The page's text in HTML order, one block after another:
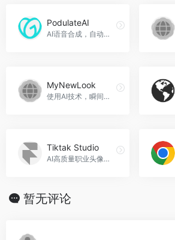
PodulateAI
AI语音合成，自动生成专属播客，PodulateAI官网入口网址
MyNewLook
使用AI技术，瞬间创造专业级照片。MyNewLook官网入口网址
Tiktak Studio
AI高质量职业头像照片生成工具，Tiktak Studio官网入口网址
暂无评论